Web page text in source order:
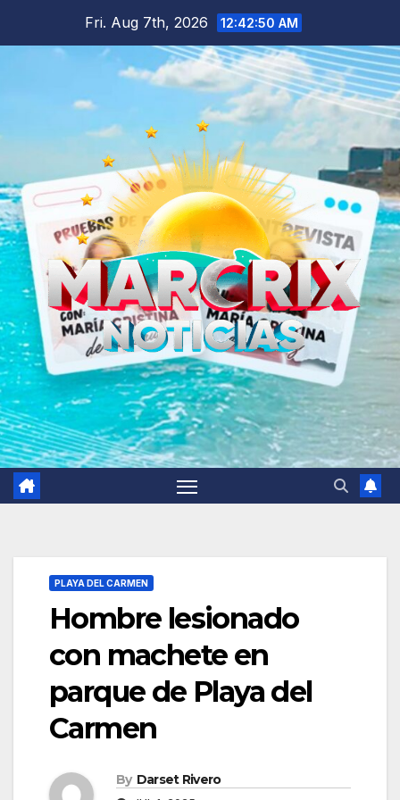
Fri. Aug 7th, 2026 12:42:52 AM
PLAYA DEL CARMEN
Hombre lesionado
con machete en
parque de Playa del
Carmen
By Darset Rivero